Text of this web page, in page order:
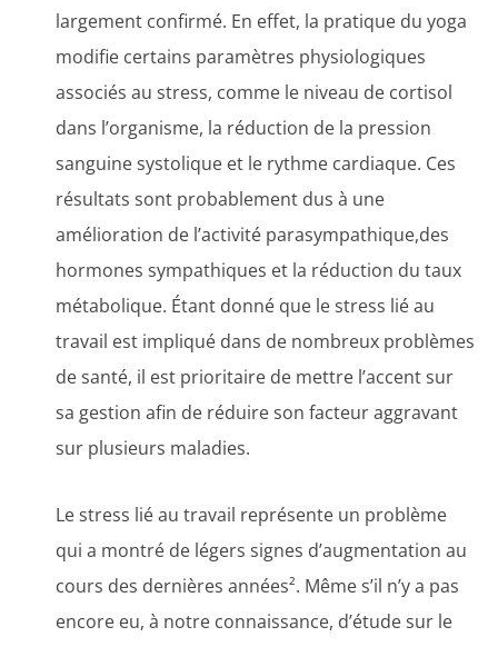
largement confirmé. En effet, la pratique du yoga
modifie certains paramètres physiologiques
associés au stress, comme le niveau de cortisol
dans l’organisme, la réduction de la pression
sanguine systolique et le rythme cardiaque. Ces
résultats sont probablement dus à une
amélioration de l’activité parasympathique,des
hormones sympathiques et la réduction du taux
métabolique. Étant donné que le stress lié au
travail est impliqué dans de nombreux problèmes
de santé, il est prioritaire de mettre l’accent sur
sa gestion afin de réduire son facteur aggravant
sur plusieurs maladies.
Le stress lié au travail représente un problème
qui a montré de légers signes d’augmentation au
cours des dernières années². Même s’il n’y a pas
encore eu, à notre connaissance, d’étude sur le